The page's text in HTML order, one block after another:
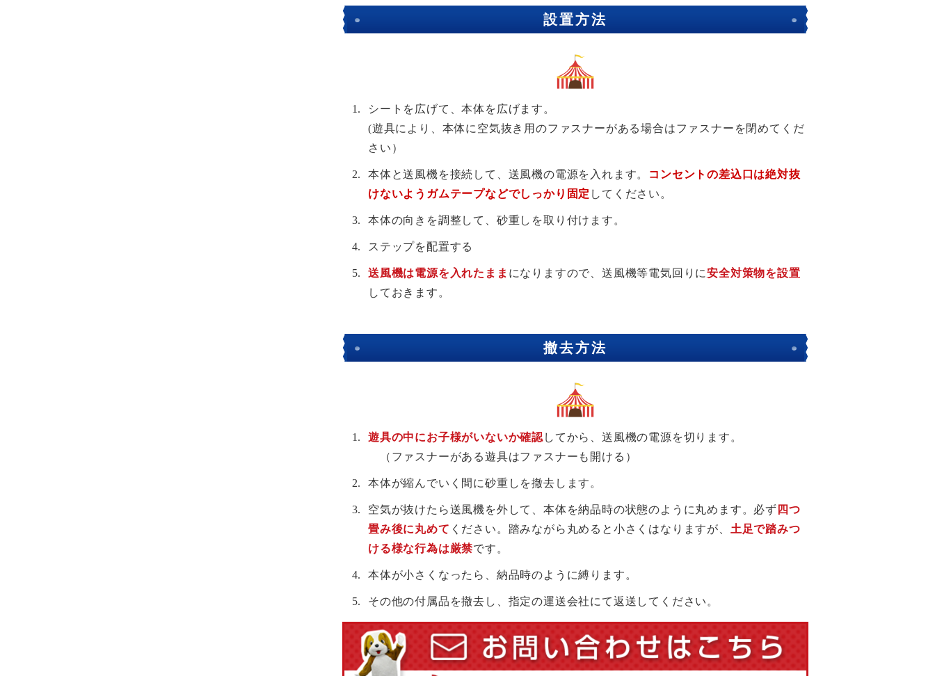
設置方法
シートを広げて、本体を広げます。
(遊具により、本体に空気抜き用のファスナーがある場合はファスナーを閉めてくだ
さい）
本体と送風機を接続して、送風機の電源を入れます。
コンセントの差込口は絶対抜
けないようガムテープなどでしっかり固定 してください。
本体の向きを調整して、砂重しを取り付けます。
ステップを配置する
送風機は電源を入れたまま になりますので、送風機等電気回りに安全対策物を設置
しておきます。
撤去方法
遊具の中にお子様がいないか確認 してから、送風機の電源を切ります。
（ファスナーがある遊具はファスナーも開ける）
本体が縮んでいく間に砂重しを撤去します。
空気が抜けたら送風機を外して、本体を納品時の状態のように丸めます。必ず 四つ
畳み後に丸めて ください。踏みながら丸めると小さくはなりますが、 土足で踏みつ
ける様な行為は厳禁です。
本体が小さくなったら、納品時のように縛ります。
その他の付属品を撤去し、指定の運送会社にて返送してください。